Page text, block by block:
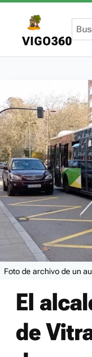
VIGO360
Foto de archivo de un
El
de